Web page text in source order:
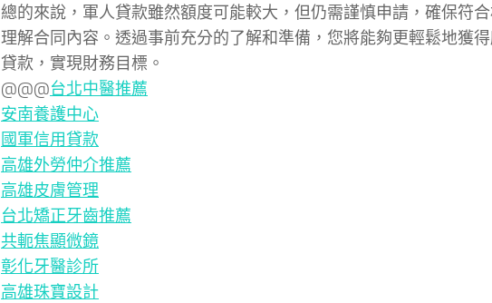
總的來說，軍人貸款雖然額度可能較大，但仍需謹慎申請，確保符
理解合同內容。透過事前充分的了解和準備，您將能夠更輕鬆地獲
貸款，實現財務目標。
@@@台北中醫推薦
安南養護中心
國軍信用貸款
高雄外勞仲介推薦
高雄皮膚管理
台北矯正牙齒推薦
共軛焦顯微鏡
彰化牙醫診所
高雄珠寶設計